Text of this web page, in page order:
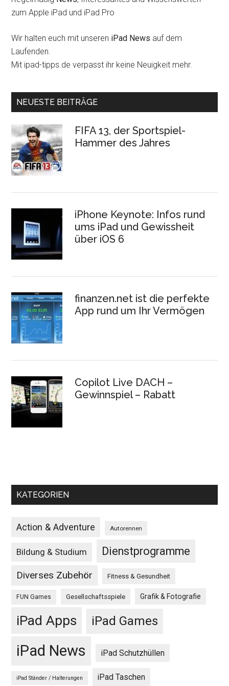
zum Apple iPad und iPad Pro
Wir halten euch mit unseren iPad News auf dem
Laufenden.
Mit ipad-tipps.de verpasst ihr keine Neuigkeit mehr.
NEUESTE BEITRÄGE
FIFA 13, der Sportspiel-
Hammer des Jahres
iPhone Keynote: Infos rund
ums iPad und Gewissheit
über iOS 6
finanzen.net ist die perfekte
App rund um Ihr Vermögen
Copilot Live DACH –
Gewinnspiel – Rabatt
KATEGORIEN
Action & Adventure Autorennen
Bildung & Studium Dienstprogramme
Diverses Zubehör Fitness & Gesundheit
FUN Games Gesellschaftsspiele Grafik & Fotografie
iPad Apps iPad Games
iPad News iPad Schutzhüllen
iPad Ständer / Halterungen iPad Taschen